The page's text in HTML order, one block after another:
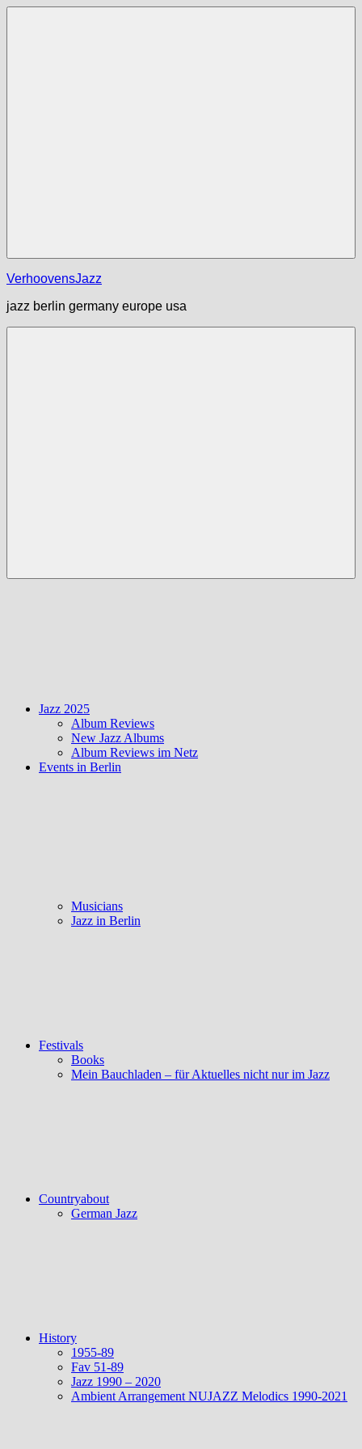
Zum
VerhoovensJazz
jazz berlin germany europe usa
Jazz 2025
Album Reviews
New Jazz Albums
Album Reviews im Netz
Events in Berlin
Musicians
Jazz in Berlin
Festivals
Books
Mein Bauchladen – für Aktuelles nicht nur im Jazz
Countryabout
German Jazz
History
1955-89
Fav 51-89
Jazz 1990 – 2020
Ambient Arrangement NUJAZZ Melodics 1990-2021